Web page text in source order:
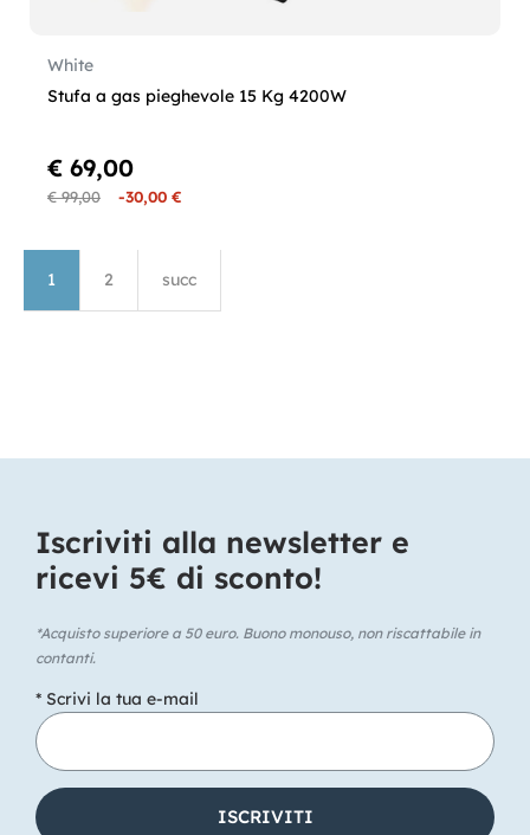
White
Stufa a gas pieghevole 15 Kg 4200W
€ 99,00 -30,00 €
€ 69,00
1 2 succ
Iscriviti alla newsletter e
ricevi 5€ di sconto!​
*Acquisto superiore a 50 euro. Buono monouso, non riscattabile in
contanti.
* Scrivi la tua e-mail